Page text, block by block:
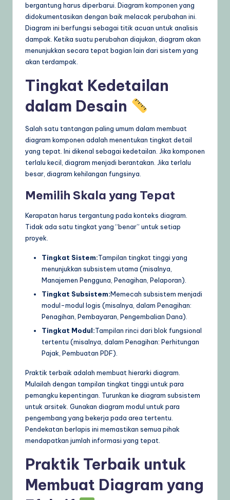
bergantung harus diperbarui. Diagram komponen yang
didokumentasikan dengan baik melacak perubahan ini.
Diagram ini berfungsi sebagai titik acuan untuk analisis
dampak. Ketika suatu perubahan diajukan, diagram akan
menunjukkan secara tepat bagian lain dari sistem yang
akan terdampak.
Tingkat Kedetailan
dalam Desain
Salah satu tantangan paling umum dalam membuat
diagram komponen adalah menentukan tingkat detail
yang tepat. Ini dikenal sebagai kedetailan. Jika komponen
terlalu kecil, diagram menjadi berantakan. Jika terlalu
besar, diagram kehilangan fungsinya.
Memilih Skala yang Tepat
Kerapatan harus tergantung pada konteks diagram.
Tidak ada satu tingkat yang “benar” untuk setiap
proyek.
Tingkat Sistem:Tampilan tingkat tinggi yang
menunjukkan subsistem utama (misalnya,
Manajemen Pengguna, Penagihan, Pelaporan).
Tingkat Subsistem:Memecah subsistem menjadi
modul-modul logis (misalnya, dalam Penagihan:
Penagihan, Pembayaran, Pengembalian Dana).
Tingkat Modul:Tampilan rinci dari blok fungsional
tertentu (misalnya, dalam Penagihan: Perhitungan
Pajak, Pembuatan PDF).
Praktik terbaik adalah membuat hierarki diagram.
Mulailah dengan tampilan tingkat tinggi untuk para
pemangku kepentingan. Turunkan ke diagram subsistem
untuk arsitek. Gunakan diagram modul untuk para
pengembang yang bekerja pada area tertentu.
Pendekatan berlapis ini memastikan semua pihak
mendapatkan jumlah informasi yang tepat.
Praktik Terbaik untuk
Membuat Diagram yang